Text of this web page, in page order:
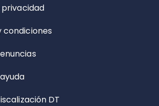
condiciones
DT